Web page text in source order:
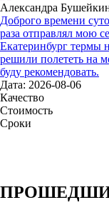
Александра
Доброго времени
раза отправлял мою
Екатеринбург термы
решили полететь на
буду рекомендовать.
Дата: 2026-08-06
Качество
Стоимость
Сроки